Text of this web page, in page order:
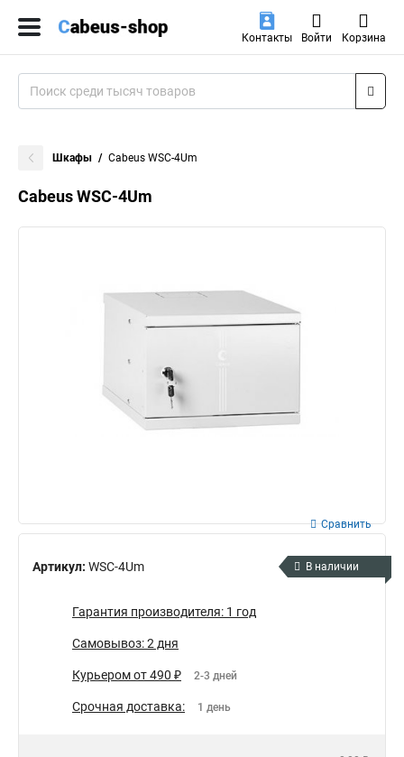
Контакты Войти Корзина
Шкафы Cabeus WSC-4Um
Cabeus WSC-4Um
Артикул: WSC-4Um
Сравнить
В наличии
Гарантия производителя: 1 год
Самовывоз: 2 дня
Курьером от 490 ₽ 2-3 дней
Срочная доставка: 1 день